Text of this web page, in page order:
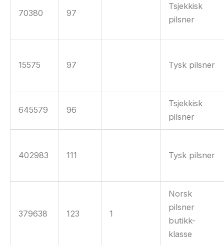
70380 97
Tsjekkisk
pilsner
15575 97 Tysk pilsner
645579 96
Tsjekkisk
pilsner
402983 111 Tysk pilsner
379638 123 1
Norsk
pilsner
butikk-
klasse